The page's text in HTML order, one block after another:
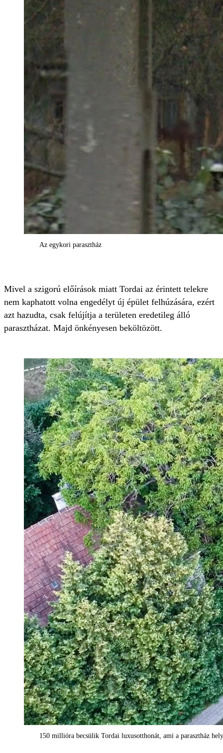
Az egykori parasztház
Mivel a szigorú előírások miatt Tordai az érintett telekre
nem kaphatott volna engedélyt új épület felhúzására, ezért
azt hazudta, csak felújítja a területen eredetileg álló
parasztházat. Majd önkényesen beköltözött.
150 millióra becsülik Tordai luxusotthonát, ami a parasztház